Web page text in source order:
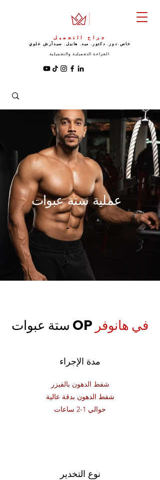
جراح التجميل
خاص-دوز. دكتور. ميد. هابيل. سيدآرش علوي
الجراحة التجميلية والتجميلية
عملية ستة عبوات
ستة عبوات OP في هانوفر
مدة الإجراء
شفط الدهون بالفيزر
شفط الدهون بدقة عالية
حوالي 1-2 ساعات
نوع التخدير